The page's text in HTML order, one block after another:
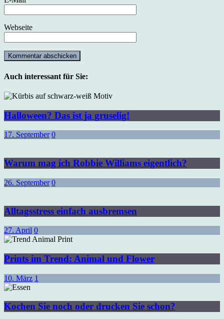
Webseite
Auch interessant für Sie:
Halloween? Das ist ja gruselig!
17. September 0
Warum mag ich Robbie Williams eigentlich?
26. September 0
Alltagsstress einfach ausbremsen
27. April 0
Prints im Trend: Animal und Flower
10. März 1
Kochen Sie noch oder drucken Sie schon?